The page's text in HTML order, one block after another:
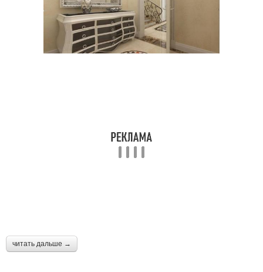
читать дальше →